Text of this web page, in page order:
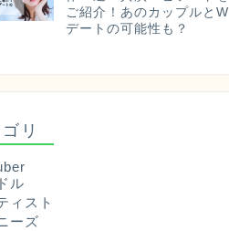
ご紹介！あのカップルとW
デートの可能性も？
リ
ル
ィスト
ーズ